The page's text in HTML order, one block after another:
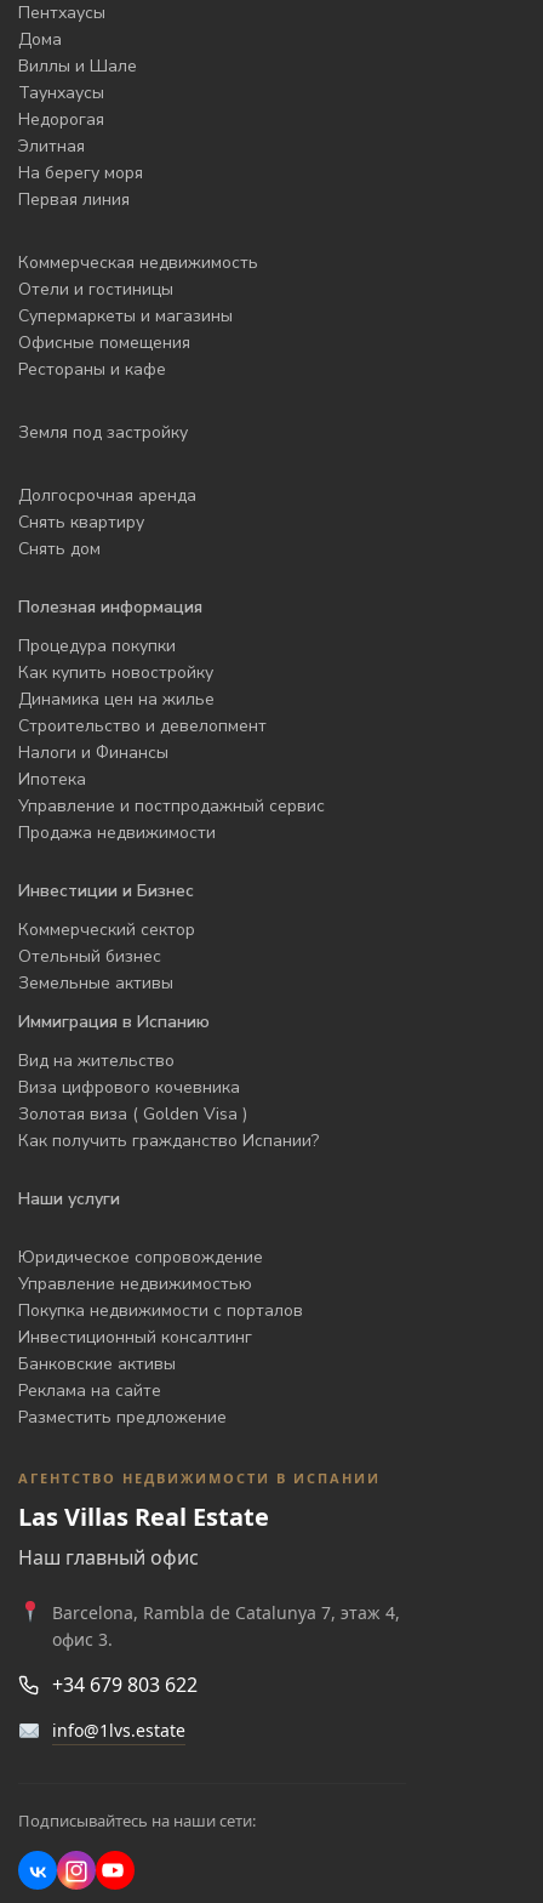
Пентхаусы
Дома
Виллы и Шале
Таунхаусы
Недорогая
Элитная
На берегу моря
Первая линия
Коммерческая недвижимость
Отели и гостиницы
Супермаркеты и магазины
Офисные помещения
Рестораны и кафе
Земля под застройку
Долгосрочная аренда
Снять квартиру
Снять дом
Полезная информация
Процедура покупки
Как купить новостройку
Динамика цен на жилье
Строительство и девелопмент
Налоги и Финансы
Ипотека
Управление и постпродажный сервис
Продажа недвижимости
Инвестиции и Бизнес
Коммерческий сектор
Отельный бизнес
Земельные активы
Иммиграция в Испанию
Вид на жительство
Виза цифрового кочевника
Золотая виза ( Golden Visa )
Как получить гражданство Испании?
Наши услуги
Юридическое сопровождение
Управление недвижимостью
Покупка недвижимости с порталов
Инвестиционный консалтинг
Банковские активы
Реклама на сайте
Разместить предложение
АГЕНТСТВО НЕДВИЖИМОСТИ В ИСПАНИИ
Las Villas Real Estate
Наш главный офис
Barcelona, Rambla de Catalunya 7, этаж 4,
офис 3.
+34 679 803 622
info@1lvs.estate
Подписывайтесь на наши сети: